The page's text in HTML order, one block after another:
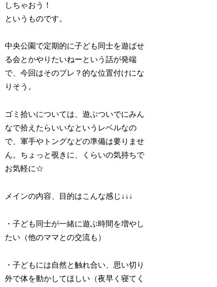
しちゃおう！
というものです。
中央公園で定期的に子ども同士を遊ばせ
る会とかやりたいねーという話が発端
で、今回はそのプレ？的な位置付けにな
りそう。
ゴミ拾いについては、遊ぶついでにみん
なで拾えたらいいなというレベルなの
で、軍手やトングなどの準備は要りませ
ん。ちょっと覗きに、くらいの気持ちで
お気軽に☆
メインの内容、目的はこんな感じ↓↓↓
・子ども同士が一緒に遊ぶ時間を増やし
たい（他のママとの交流も）
・子どもには自然と触れ合い、思い切り
外で体を動かしてほしい（夜早く寝てく